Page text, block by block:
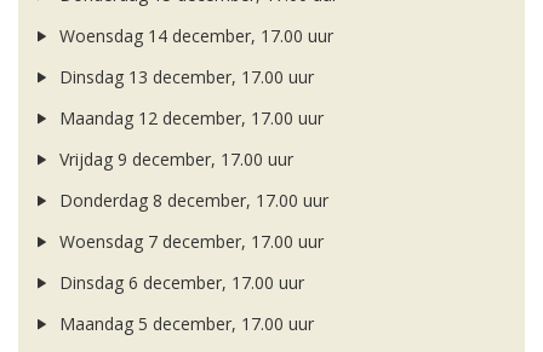
Woensdag 14 december, 17.00 uur
Dinsdag 13 december, 17.00 uur
Maandag 12 december, 17.00 uur
Vrijdag 9 december, 17.00 uur
Donderdag 8 december, 17.00 uur
Woensdag 7 december, 17.00 uur
Dinsdag 6 december, 17.00 uur
Maandag 5 december, 17.00 uur